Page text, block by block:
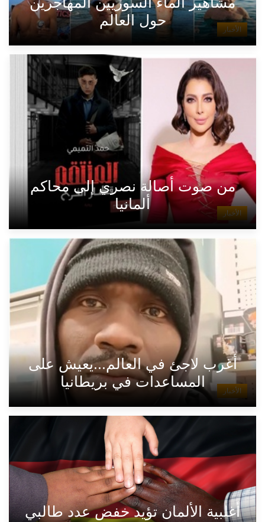
الأخبار
حول العالم
الأخبار
من صوت أصالة نصري إلى محاكم
ألمانيا
الأخبار
أغرب لاجئ في العالم...يعيش على
المساعدات في بريطانيا
أغلبية الألمان تؤيد خفض عدد طالبي